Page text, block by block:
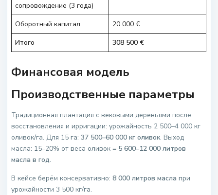
сопровождение (3 года)
Оборотный капитал
20 000 €
Итого
308 500 €
Финансовая модель
Производственные параметры
Традиционная плантация с вековыми деревьями после
восстановления и ирригации: урожайность 2 500–4 000 кг
оливок/га. Для 15 га:37 500–60 000 кг оливок. Выход
масла: 15–20% от веса оливок = 5 600–12 000 литров
масла в год.
В кейсе берём консервативно:8 000 литров масла при
урожайности 3 500 кг/га.